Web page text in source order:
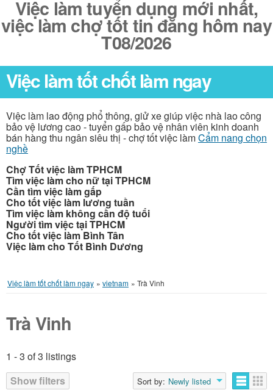
Việc làm tuyển dụng mới nhất,
việc làm chợ tốt tin đăng hôm nay
T08/2026
Việc làm tốt chốt làm ngay
Việc làm lao động phổ thông, giử xe giúp việc nhà lao công
bảo vệ lương cao - tuyển gấp bảo vệ nhân viên kinh doanh
bán hàng thu ngân siêu thị - chợ tốt việc làmCẩm nang chọn
nghề
Chợ Tốt việc làm TPHCM
Tìm việc làm cho nữ tại TPHCM
Cần tìm việc làm gấp
Cho tốt việc làm lương tuần
Tìm việc làm không cần độ tuổi
Người tìm việc tại TPHCM
Cho tốt việc làm Bình Tân
Việc làm cho Tốt Bình Dương
Việc làm tốt chốt làm ngay » vietnam » Trà Vinh
Trà Vinh
1 - 3 of 3 listings
Show filters
Sort by: Newly listed
Listings